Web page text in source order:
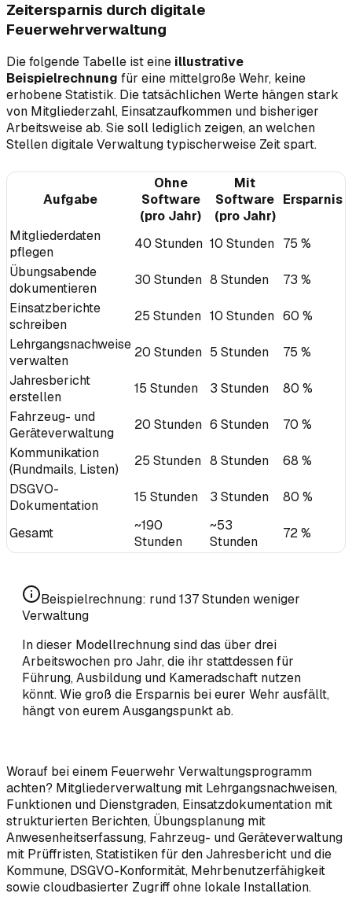
Zeitersparnis durch digitale
Feuerwehrverwaltung
Die folgende Tabelle ist eine illustrative
Beispielrechnung für eine mittelgroße Wehr, keine
erhobene Statistik. Die tatsächlichen Werte hängen stark
von Mitgliederzahl, Einsatzaufkommen und bisheriger
Arbeitsweise ab. Sie soll lediglich zeigen, an welchen
Stellen digitale Verwaltung typischerweise Zeit spart.
Aufgabe
Ohne
Software
(pro Jahr)
Mit
Software
(pro Jahr)
Ersparnis
Mitgliederdaten
pflegen
40 Stunden 10 Stunden 75 %
Übungsabende
dokumentieren
30 Stunden 8 Stunden
73 %
Einsatzberichte
schreiben
25 Stunden 10 Stunden 60 %
Lehrgangsnachweise
verwalten
20 Stunden 5 Stunden
75 %
Jahresbericht
erstellen
15 Stunden 3 Stunden
80 %
Fahrzeug- und
Geräteverwaltung
20 Stunden 6 Stunden
70 %
Kommunikation
(Rundmails, Listen)
25 Stunden 8 Stunden
68 %
DSGVO-
Dokumentation
15 Stunden 3 Stunden 80 %
Gesamt
~190
Stunden
~53
Stunden
72 %
Beispielrechnung: rund 137 Stunden weniger
Verwaltung
In dieser Modellrechnung sind das über drei
Arbeitswochen pro Jahr, die ihr stattdessen für
Führung, Ausbildung und Kameradschaft nutzen
könnt. Wie groß die Ersparnis bei eurer Wehr ausfällt,
hängt von eurem Ausgangspunkt ab.
Worauf bei einem Feuerwehr Verwaltungsprogramm
achten? Mitgliederverwaltung mit Lehrgangsnachweisen,
Funktionen und Dienstgraden, Einsatzdokumentation mit
strukturierten Berichten, Übungsplanung mit
Anwesenheitserfassung, Fahrzeug- und Geräteverwaltung
mit Prüffristen, Statistiken für den Jahresbericht und die
Kommune, DSGVO-Konformität, Mehrbenutzerfähigkeit
sowie cloudbasierter Zugriff ohne lokale Installation.